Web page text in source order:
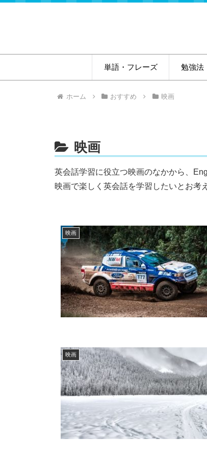
単語・フレーズ 勉強法
ホーム おすすめ 映画
映画
英会話学習に役立つ映画のなかから、
映画で楽しく英会話を学習したいとお考
映画
映画